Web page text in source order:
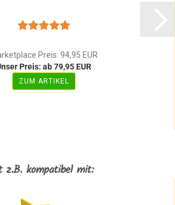
Preis: 94,95 EUR
Preis: ab 79,95 EUR
ZUM ARTIKEL
z.B. kompatibel mit: